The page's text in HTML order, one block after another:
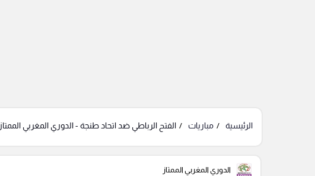
الرئيسية مباريات الفتح الرباطي ضد اتحاد طنجة - الدوري المغربي الممتاز
الدوري المغربي الممتاز